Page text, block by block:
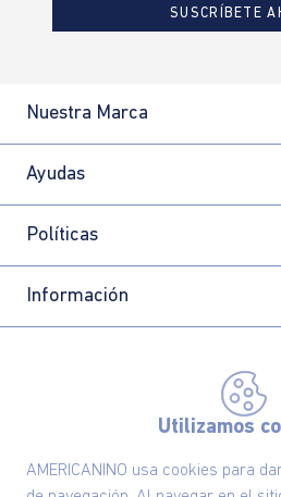
Utilizamos
AMERICANINO usa cookies para
SUSCRÍBETE
Nuestra Marca
Ayudas
Políticas
Información